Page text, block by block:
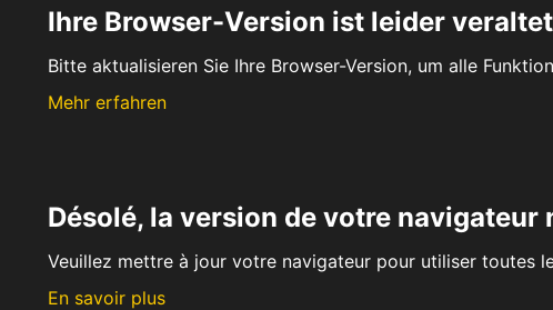
Ihre Browser-Version ist leider veraltet
Bitte aktualisieren Sie Ihre Browser-Version, um alle
Mehr erfahren
Désolé, la version de votre navigateur
Veuillez mettre à jour votre navigateur pour utiliser toutes
En savoir plus